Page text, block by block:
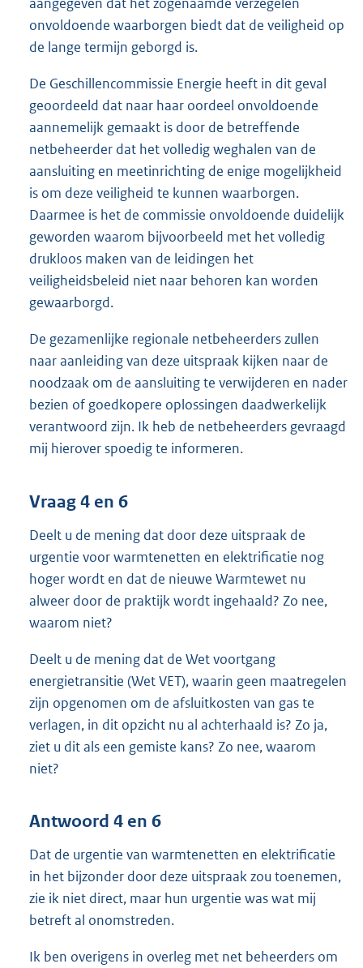
onvoldoende waarborgen biedt dat de veiligheid op
de lange termijn geborgd is.
De Geschillencommissie Energie heeft in dit geval
geoordeeld dat naar haar oordeel onvoldoende
aannemelijk gemaakt is door de betreffende
netbeheerder dat het volledig weghalen van de
aansluiting en meetinrichting de enige mogelijkheid
is om deze veiligheid te kunnen waarborgen.
Daarmee is het de commissie onvoldoende duidelijk
geworden waarom bijvoorbeeld met het volledig
drukloos maken van de leidingen het
veiligheidsbeleid niet naar behoren kan worden
gewaarborgd.
De gezamenlijke regionale netbeheerders zullen
naar aanleiding van deze uitspraak kijken naar de
noodzaak om de aansluiting te verwijderen en nader
bezien of goedkopere oplossingen daadwerkelijk
verantwoord zijn. Ik heb de netbeheerders gevraagd
mij hierover spoedig te informeren.
Vraag 4 en 6
Deelt u de mening dat door deze uitspraak de
urgentie voor warmtenetten en elektrificatie nog
hoger wordt en dat de nieuwe Warmtewet nu
alweer door de praktijk wordt ingehaald? Zo nee,
waarom niet?
Deelt u de mening dat de Wet voortgang
energietransitie (Wet VET), waarin geen maatregelen
zijn opgenomen om de afsluitkosten van gas te
verlagen, in dit opzicht nu al achterhaald is? Zo ja,
ziet u dit als een gemiste kans? Zo nee, waarom
niet?
Antwoord 4 en 6
Dat de urgentie van warmtenetten en elektrificatie
in het bijzonder door deze uitspraak zou toenemen,
zie ik niet direct, maar hun urgentie was wat mij
betreft al onomstreden.
Ik ben overigens in overleg met net beheerders om